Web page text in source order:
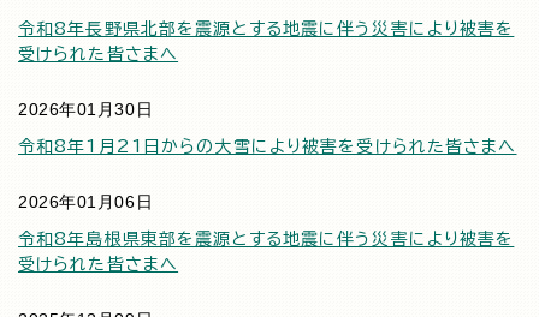
令和8年長野県北部を震源とする地震に伴う災害により被害を
受けられた皆さまへ
2026年01月30日
令和8年1月21日からの大雪により被害を受けられた皆さまへ
2026年01月06日
令和8年島根県東部を震源とする地震に伴う災害により被害を
受けられた皆さまへ